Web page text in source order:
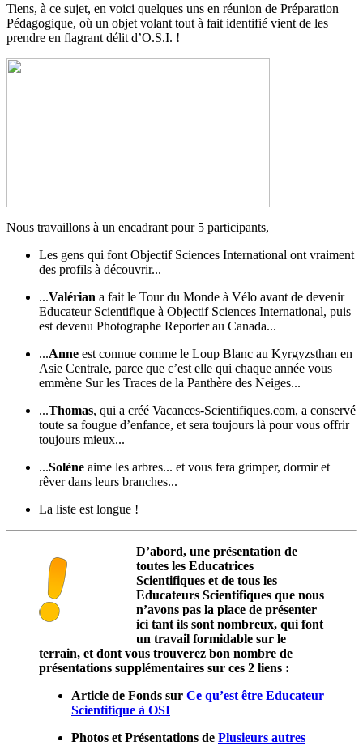
Tiens, à ce sujet, en voici quelques uns en réunion de Préparation
Pédagogique, où un objet volant tout à fait identifié vient de les
prendre en flagrant délit d’O.S.I. !
Nous travaillons à un encadrant pour 5 participants,
Les gens qui font Objectif Sciences International ont vraiment
des profils à découvrir...
...Valérian a fait le Tour du Monde à Vélo avant de devenir
Educateur Scientifique à Objectif Sciences International, puis
est devenu Photographe Reporter au Canada...
...Anne est connue comme le Loup Blanc au Kyrgyzsthan en
Asie Centrale, parce que c’est elle qui chaque année vous
emmène Sur les Traces de la Panthère des Neiges...
...Thomas, qui a créé Vacances-Scientifiques.com, a conservé
toute sa fougue d’enfance, et sera toujours là pour vous offrir
toujours mieux...
...Solène aime les arbres... et vous fera grimper, dormir et
rêver dans leurs branches...
La liste est longue !
D’abord, une présentation de
toutes les Educatrices
Scientifiques et de tous les
Educateurs Scientifiques que nous
n’avons pas la place de présenter
ici tant ils sont nombreux, qui font
un travail formidable sur le
terrain, et dont vous trouverez bon nombre de
présentations supplémentaires sur ces 2 liens :
Article de Fonds sur Ce qu’est être Educateur
Scientifique à OSI
Photos et Présentations de Plusieurs autres